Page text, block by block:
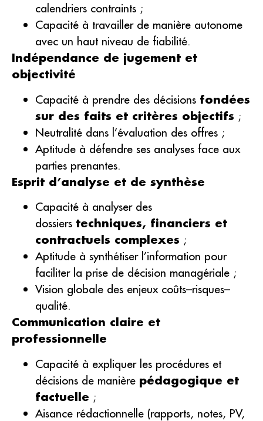
calendriers contraints ;
Capacité à travailler de manière autonome
avec un haut niveau de fiabilité.
Indépendance de jugement et
objectivité
Capacité à prendre des décisions fondées
sur des faits et critères objectifs ;
Neutralité dans l’évaluation des offres ;
Aptitude à défendre ses analyses face aux
parties prenantes.
Esprit d’analyse et de synthèse
Capacité à analyser des
dossiers techniques, financiers et
contractuels complexes ;
Aptitude à synthétiser l’information pour
faciliter la prise de décision managériale ;
Vision globale des enjeux coûts–risques–
qualité.
Communication claire et
professionnelle
Capacité à expliquer les procédures et
décisions de manière pédagogique et
factuelle ;
Aisance rédactionnelle (rapports, notes, PV,